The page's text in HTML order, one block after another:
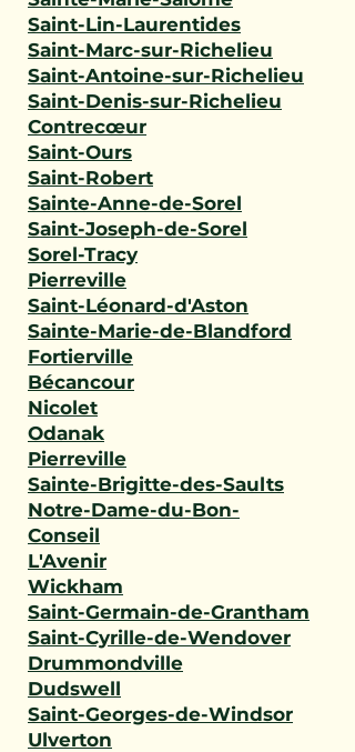
Saint-Lin-Laurentides
Saint-Marc-sur-Richelieu
Saint-Antoine-sur-Richelieu
Saint-Denis-sur-Richelieu
Contrecœur
Saint-Ours
Saint-Robert
Sainte-Anne-de-Sorel
Saint-Joseph-de-Sorel
Sorel-Tracy
Pierreville
Saint-Léonard-d'Aston
Sainte-Marie-de-Blandford
Fortierville
Bécancour
Nicolet
Odanak
Pierreville
Sainte-Brigitte-des-Saults
Notre-Dame-du-Bon-
Conseil
L'Avenir
Wickham
Saint-Germain-de-Grantham
Saint-Cyrille-de-Wendover
Drummondville
Dudswell
Saint-Georges-de-Windsor
Ulverton